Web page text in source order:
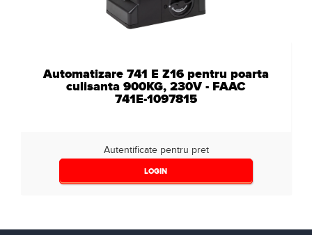
Automatizare 741 E Z16 pentru poarta
culisanta 900KG, 230V - FAAC
741E-1097815
Autentificate pentru pret
LOGIN